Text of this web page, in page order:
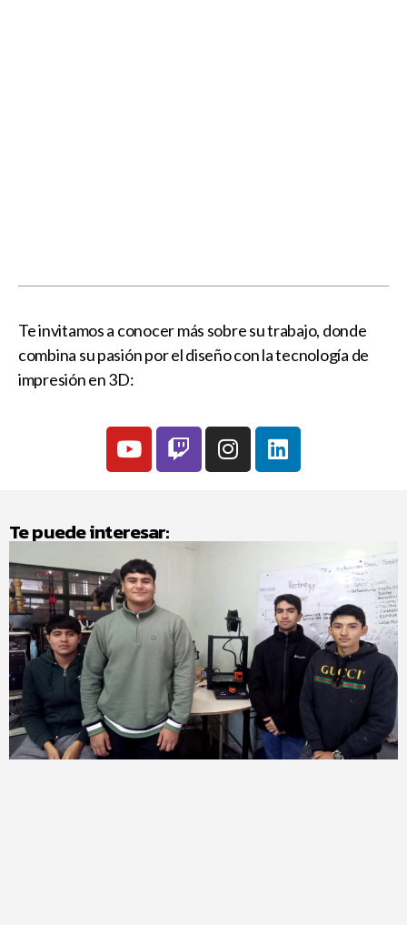
Te invitamos a conocer más sobre su trabajo, donde
combina su pasión por el diseño con la tecnología de
impresión en 3D:
Te puede interesar: